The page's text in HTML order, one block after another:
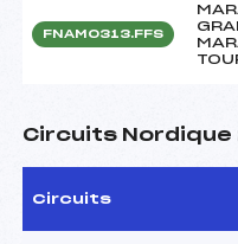
FNAM0313.FFS
Circuits Nordique
Circuits